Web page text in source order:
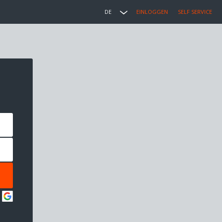
DE EINLOGGEN SELF SERVICE